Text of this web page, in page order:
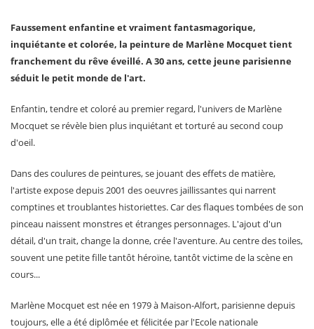
Faussement enfantine et vraiment fantasmagorique,
inquiétante et colorée, la peinture de Marlène Mocquet tient
franchement du rêve éveillé. A 30 ans, cette jeune parisienne
séduit le petit monde de l'art.
Enfantin, tendre et coloré au premier regard, l'univers de Marlène
Mocquet se révèle bien plus inquiétant et torturé au second coup
d'oeil.
Dans des coulures de peintures, se jouant des effets de matière,
l'artiste expose depuis 2001 des oeuvres jaillissantes qui narrent
comptines et troublantes historiettes. Car des flaques tombées de son
pinceau naissent monstres et étranges personnages. L'ajout d'un
détail, d'un trait, change la donne, crée l'aventure. Au centre des toiles,
souvent une petite fille tantôt héroïne, tantôt victime de la scène en
cours...
Marlène Mocquet est née en 1979 à Maison-Alfort, parisienne depuis
toujours, elle a été diplômée et félicitée par l'Ecole nationale